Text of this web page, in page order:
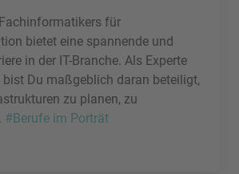
für
bietet eine spannende und
in der IT-Branche. Als Experte
bist Du maßgeblich daran beteiligt,
zu planen, zu
#Berufe im Porträt